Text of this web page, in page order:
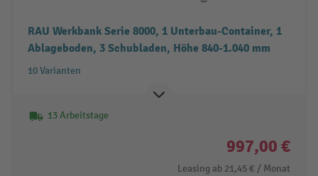
RAU Werkbank Serie 8000, 1 Unterbau-Container, 1
Ablageboden, 3 Schubladen, Höhe 840-1.040 mm
10 Varianten
13 Arbeitstage
997,00 €
Leasing ab 21,45 € / Monat